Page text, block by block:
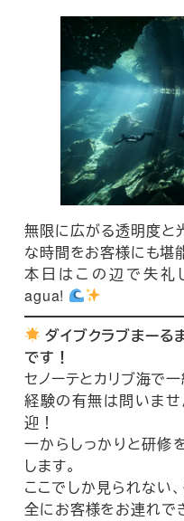
無限に広がる透明度と
な時間をお客様にも堪
本日はこの辺で失礼
agua!
ダイブクラブまーる
です！
セノーテとカリブ海で
経験の有無は問いま
迎！
一からしっかりと研修
します。
ここでしか見られない
全にお客様をお連れで